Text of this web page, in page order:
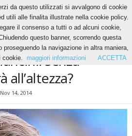
senza Calciopoli sarà all’altezza?
senza
all’altezza?
Nov 14, 2014
da questo utilizzati si avvalgono di cookie
utili alle finalita illustrate nella cookie policy.
il consenso a tutti o ad alcuni cookie,
questo banner, scorrendo questa
la navigazione in altra maniera,
cookie.
maggiori informazioni ACCETTA